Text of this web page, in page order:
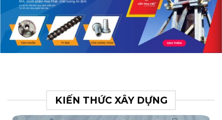
KIẾN THỨC XÂY DỰNG